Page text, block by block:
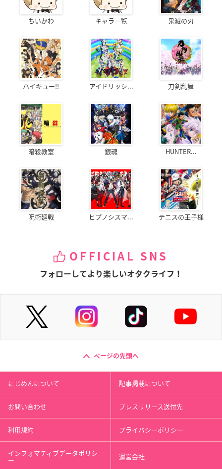
ちいかわ キャラ一覧 鬼滅の刃
ハイキュー!! アイドリッシ... 刀剣乱舞
暗殺教室 銀魂 HUNTER...
呪術廻戦 ヒプノシスマ... テニスの王子様
OFFICIAL SNS
フォローしてより楽しいオタクライフ！
ページの先頭へ
にじめんについて 記事掲載について
お問い合わせ プレスリリース送付先
利用規約 プライバシーポリシー
インフォマティブデータポリシ
ー 運営会社